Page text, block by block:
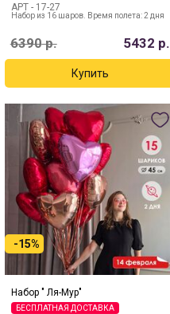
АРТ - 17-27
Набор из 16 шаров. Время полета: 2 дня
6390р. 5432 р.
-15%
Набор " Ля-Мур"
БЕСПЛАТНАЯ ДОСТАВКА